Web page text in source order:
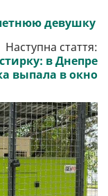
девушку
Наступна стаття:
в Днепре
выпала в окно